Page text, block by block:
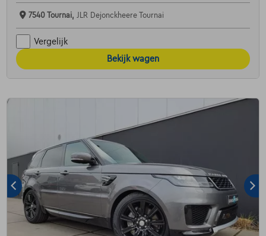
7540 Tournai, JLR Dejonckheere Tournai
Vergelijk
Bekijk wagen